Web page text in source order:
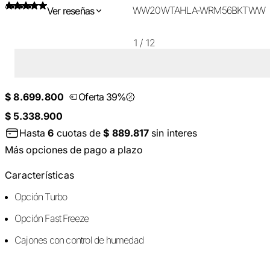
Ver reseñas WW20WTAHLA-WRM56BKTWW
1 / 12
$ 8.699.800
Oferta 39%
$ 5.338.900
Hasta6 cuotas de$ 889.817 sin interes
Más opciones de pago a plazo
Características
Opción Turbo
Opción Fast Freeze
Cajones con control de humedad